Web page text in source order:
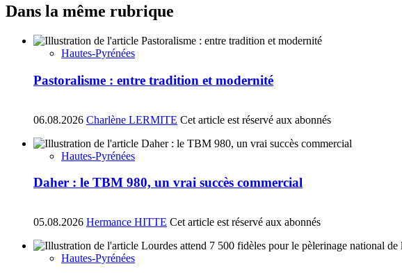
Dans la même rubrique
Hautes-Pyrénées
Pastoralisme : entre tradition et modernité
06.08.2026 Charlène LERMITE Cet article est réservé aux abonnés
Hautes-Pyrénées
Daher : le TBM 980, un vrai succès commercial
05.08.2026 Hermance HITTE Cet article est réservé aux abonnés
Hautes-Pyrénées